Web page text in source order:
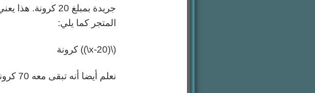
جريدة بمبلغ 20
المتجر كما يلي:
(\(20-x\)) كرونة
نعلم أيضا أنه تبقى معه 70 كرونة عندما غادر المتجر، اذن يمكن كتابة المعادلة التالية: